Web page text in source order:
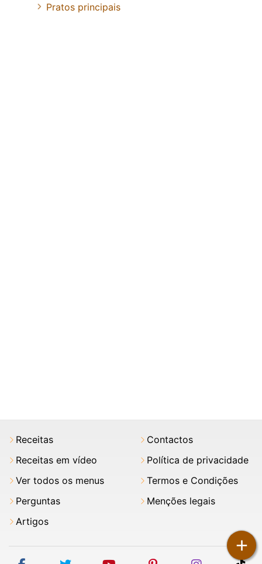
+
Pratos principais
Receitas
Receitas em vídeo
Ver todos os menus
Perguntas
Artigos
Contactos
Política de privacidade
Termos e Condições
Menções legais